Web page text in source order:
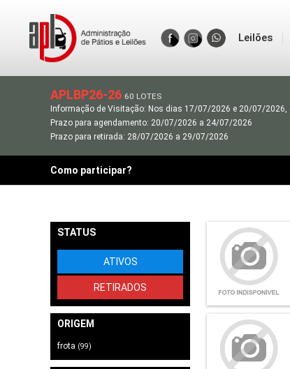
Leilões
APLBP26-26 60 LOTES
Informação de Visitação: Nos dias 17/07/2026 e 20/07/2026,
Prazo para agendamento: 20/07/2026 a 24/07/2026
Prazo para retirada: 28/07/2026 a 29/07/2026
Como participar?
STATUS
ATIVOS
RETIRADOS
ORIGEM
frota (99)